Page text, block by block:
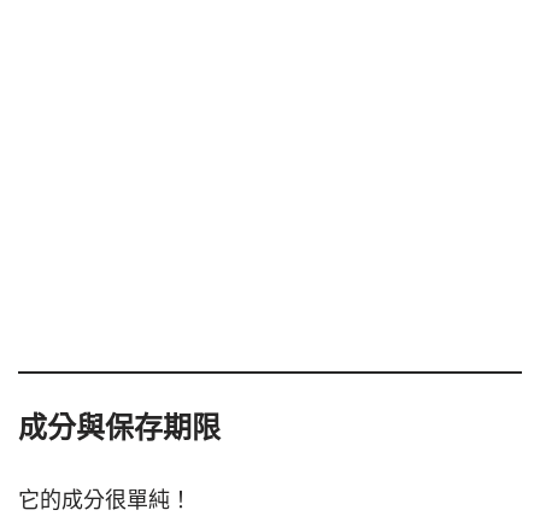
成分與保存期限
它的成分很單純！